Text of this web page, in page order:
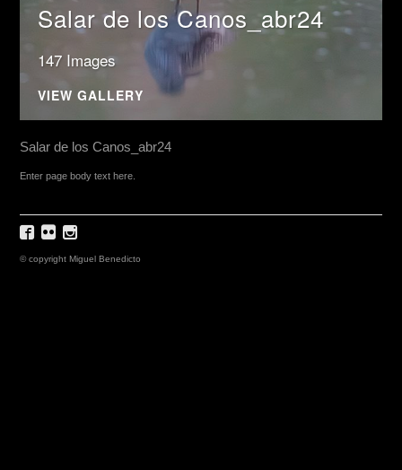
Salar de los Canos_abr24
147 Images
VIEW GALLERY
Salar de los Canos_abr24
Enter page body text here.
© copyright Miguel Benedicto